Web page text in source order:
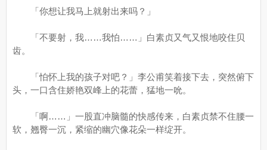
「你想让我马上就射出来吗？」
「不要射，我……我怕……」白素贞又气又恨地咬住贝
齿。
「怕怀上我的孩子对吧？」李公甫笑着接下去，突然俯下
头，一口含住娇艳双峰上的花蕾，猛地一吮。
「啊……」一股直冲脑髓的快感传来，白素贞禁不住腰一
软，翘臀一沉，紧缩的幽穴像花朵一样绽开。